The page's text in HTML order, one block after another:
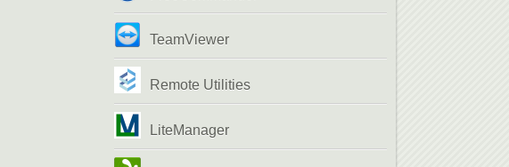
TeamViewer
Remote Utilities
LiteManager